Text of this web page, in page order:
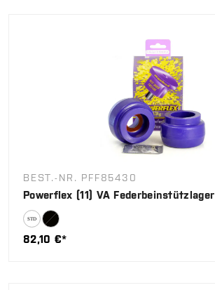
BEST.-NR. PFF85430
Powerflex (11) VA Federbeinstützlager
82,10 €*